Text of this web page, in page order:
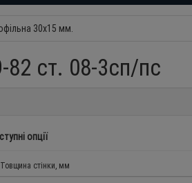
30х15 мм.
ст. 08-3сп/пс
опції
стінки, мм